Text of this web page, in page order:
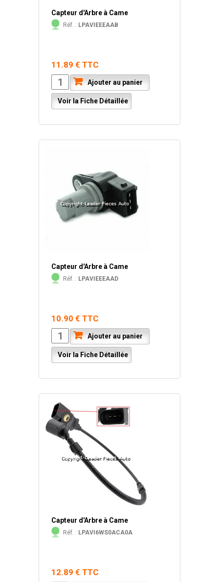
Capteur d'Arbre à Came
Réf. : LPAVIEEEAAB
11.89 € TTC
Ajouter au panier
Voir la Fiche Détaillée
Capteur d'Arbre à Came
Réf. : LPAVIEEEAAD
10.90 € TTC
Ajouter au panier
Voir la Fiche Détaillée
Capteur d'Arbre à Came
Réf. : LPAVI6WS0ACA0A
12.89 € TTC